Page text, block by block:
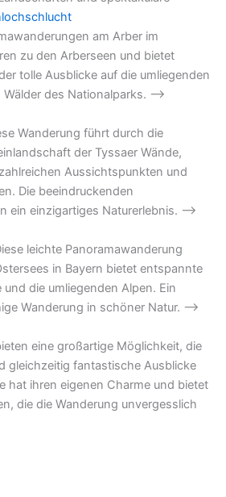
am Arber im
zu den Arberseen und bietet
tolle Ausblicke auf die umliegenden
des Nationalparks. –>
Wanderung führt durch die
der Tyssaer Wände,
Aussichtspunkten und
Die beeindruckenden
ein einzigartiges Naturerlebnis. –>
leichte Panoramawanderung
in Bayern bietet entspannte
die umliegenden Alpen. Ein
Wanderung in schöner Natur. –>
eine großartige Möglichkeit, die
gleichzeitig fantastische Ausblicke
hat ihren eigenen Charme und bietet
die die Wanderung unvergesslich